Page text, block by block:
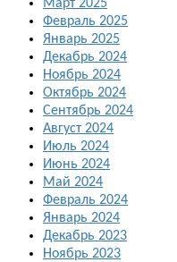
Март 2025
Февраль 2025
Январь 2025
Декабрь 2024
Ноябрь 2024
Октябрь 2024
Сентябрь 2024
Август 2024
Июль 2024
Июнь 2024
Май 2024
Февраль 2024
Январь 2024
Декабрь 2023
Ноябрь 2023